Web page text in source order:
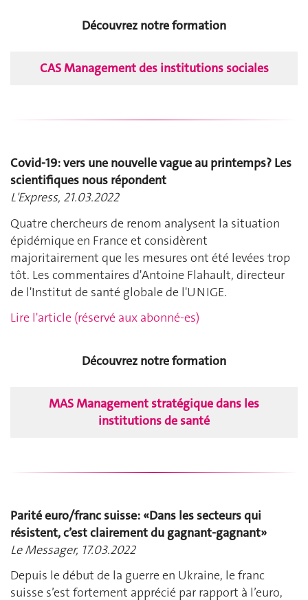
Découvrez notre formation
CAS Management des institutions sociales
Covid-19: vers une nouvelle vague au printemps? Les
scientifiques nous répondent
L'Express, 21.03.2022
Quatre chercheurs de renom analysent la situation
épidémique en France et considèrent
majoritairement que les mesures ont été levées trop
tôt. Les commentaires d'Antoine Flahault, directeur
de l'Institut de santé globale de l'UNIGE.
Lire l'article (réservé aux abonné-es)
Découvrez notre formation
MAS Management stratégique dans les
institutions de santé
Parité euro/franc suisse: «Dans les secteurs qui
résistent, c’est clairement du gagnant-gagnant»
Le Messager, 17.03.2022
Depuis le début de la guerre en Ukraine, le franc
suisse s’est fortement apprécié par rapport à l’euro,